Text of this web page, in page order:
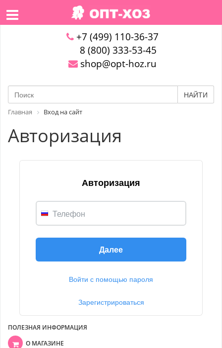
+7 (499) 110-36-37
8 (800) 333-53-45
shop@opt-hoz.ru
НАЙТИ
Главная Вход на сайт
Авторизация
Авторизация
Телефон
Далее
Войти с помощью пароля
Зарегистрироваться
ПОЛЕЗНАЯ ИНФОРМАЦИЯ
О МАГАЗИНЕ